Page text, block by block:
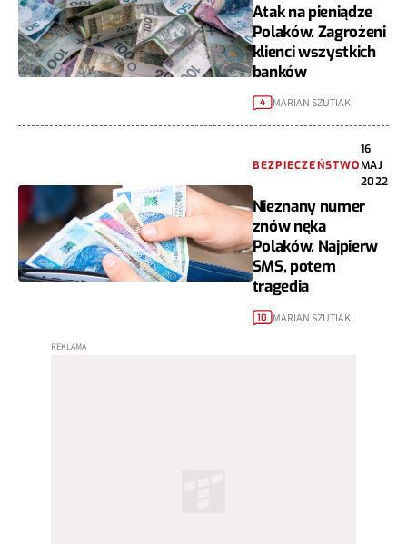
Atak na pieniądze
Polaków. Zagrożeni
klienci wszystkich
banków
4 MARIAN SZUTIAK
BEZPIECZEŃSTWO
16
MAJ
2022
Nieznany numer
znów nęka
Polaków. Najpierw
SMS, potem
tragedia
10 MARIAN SZUTIAK